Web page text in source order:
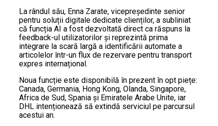
La rândul său, Enna Zarate, vicepreședinte senior
pentru soluții digitale dedicate clienților, a subliniat
că funcția AI a fost dezvoltată direct ca răspuns la
feedback-ul utilizatorilor și reprezintă prima
integrare la scară largă a identificării automate a
articolelor într-un flux de rezervare pentru transport
expres internațional.
Noua funcție este disponibilă în prezent în opt piețe:
Canada, Germania, Hong Kong, Olanda, Singapore,
Africa de Sud, Spania și Emiratele Arabe Unite, iar
DHL intenționează să extindă serviciul pe parcursul
acestui an.